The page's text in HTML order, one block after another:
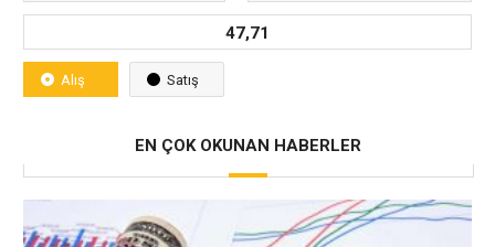
47,71
Alış Satış
EN ÇOK OKUNAN HABERLER